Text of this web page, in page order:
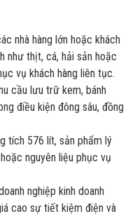
nhà hàng lớn hoặc khách
như thịt, cá, hải sản hoặc
vụ khách hàng liên tục.
cầu lưu trữ kem, bánh
điều kiện đông sâu, đồng
tích 576 lít, sản phẩm lý
nguyên liệu phục vụ
nghiệp kinh doanh
cao sự tiết kiệm điện và